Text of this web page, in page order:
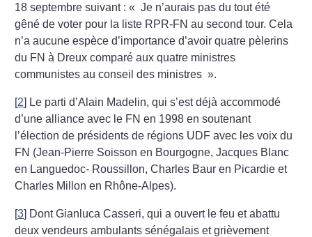
18 septembre suivant : « Je n’aurais pas du tout été
gêné de voter pour la liste RPR-FN au second tour. Cela
n’a aucune espèce d’importance d’avoir quatre pèlerins
du FN à Dreux comparé aux quatre ministres
communistes au conseil des ministres ».
[2] Le parti d’Alain Madelin, qui s’est déjà accommodé
d’une alliance avec le FN en 1998 en soutenant
l’élection de présidents de régions UDF avec les voix du
FN (Jean-Pierre Soisson en Bourgogne, Jacques Blanc
en Languedoc- Roussillon, Charles Baur en Picardie et
Charles Millon en Rhône-Alpes).
[3] Dont Gianluca Casseri, qui a ouvert le feu et abattu
deux vendeurs ambulants sénégalais et grièvement